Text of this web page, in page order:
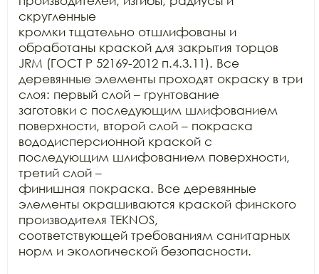
скругленные
кромки тщательно отшлифованы и
обработаны краской для закрытия торцов
JRM (ГОСТ Р 52169-2012 п.4.3.11). Все
деревянные элементы проходят окраску в три
слоя: первый слой – грунтование
заготовки с последующим шлифованием
поверхности, второй слой – покраска
вододисперсионной краской с
последующим шлифованием поверхности,
третий слой –
финишная покраска. Все деревянные
элементы окрашиваются краской финского
производителя TEKNOS,
соответствующей требованиям санитарных
норм и экологической безопасности.